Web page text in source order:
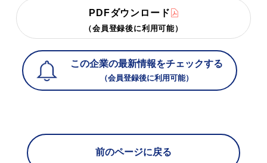
PDFダウンロード
（会員登録後に利用可能）
この企業の最新情報をチェックする
（会員登録後に利用可能）
前のページに戻る